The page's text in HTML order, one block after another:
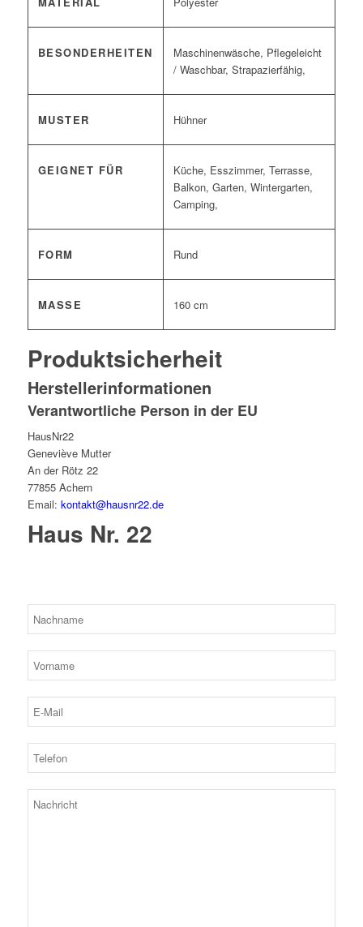
BESONDERHEITEN
Maschinenwäsche, Pflegeleicht
/ Waschbar, Strapazierfähig,
MUSTER Hühner
GEIGNET FÜR
Küche, Esszimmer, Terrasse,
Balkon, Garten, Wintergarten,
Camping,
FORM Rund
MASSE 160 cm
Produktsicherheit
Herstellerinformationen
Verantwortliche Person in der EU
HausNr22
Geneviève Mutter
An der Rötz 22
77855 Achern
Email: kontakt@hausnr22.de
Haus Nr. 22